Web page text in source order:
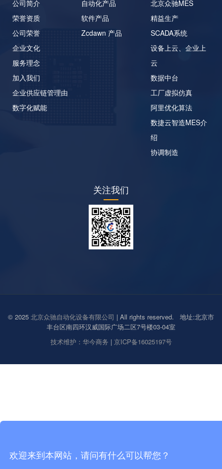
公司简介
荣誉资质
公司荣誉
企业文化
服务理念
加入我们
企业供应链管理由
数字化赋能
自动化产品
软件产品
Zcdawn 产品
北京众驰MES
精益生产
SCADA系统
设备上云、企业上
云
数据中台
工厂虚拟仿真
阿里优化算法
数捷云智造MES介
绍
协调制造
关注我们
© 2025 北京众驰自动化设备有限公司 | All rights reserved. 地址:北京市
丰台区南四环汉威国际广场二区7号楼03-04室
技术维护：华今商务 | 京ICP备16025197号
欢迎来到本网站，请问有什么可以帮您？